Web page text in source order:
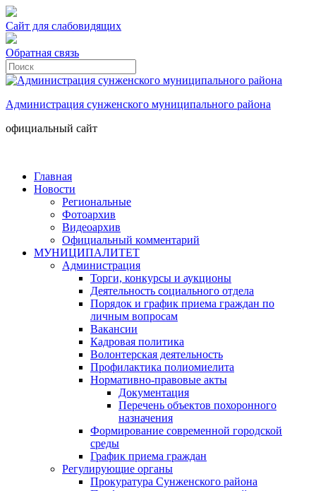
Сайт для слабовидящих
Обратная связь
Администрация сунженского муниципального района
официальный сайт
Главная
Новости
Региональные
Фотоархив
Видеоархив
Официальный комментарий
МУНИЦИПАЛИТЕТ
Администрация
Торги, конкурсы и аукционы
Деятельность социального отдела
Порядок и график приема граждан по
личным вопросам
Вакансии
Кадровая политика
Волонтерская деятельность
Профилактика полиомиелита
Нормативно-правовые акты
Документация
Перечень объектов похоронного
назначения
Формирование современной городской
среды
График приема граждан
Регулирующие органы
Прокуратура Сунженского района